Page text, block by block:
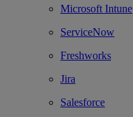
Microsoft Intune
ServiceNow
Freshworks
Jira
Salesforce